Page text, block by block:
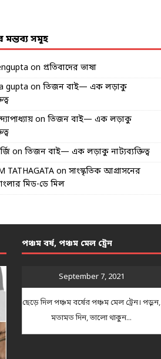
মন্তব্য সমূহ
on প্রতিবাদের ভাষা
gupta on তিজন বাই— এক লড়াকু
on তিজন বাই— এক লড়াকু
on তিজন বাই— এক লড়াকু নাট্যব্যক্তিত্ব
TATHAGATAon সাংস্কৃতিক আগ্রাসনের
মিড-ডে মিল
পঞ্চম বর্ষ, পঞ্চম মেল ট্রেন
September 7, 2021
ছেড়ে দিল পঞ্চম বর্ষের পঞ্চম মেল ট্রেন। পড়ুন,
মতামত দিন, ভালো থাকুন...